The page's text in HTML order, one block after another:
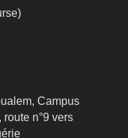
Campus
n°9 vers